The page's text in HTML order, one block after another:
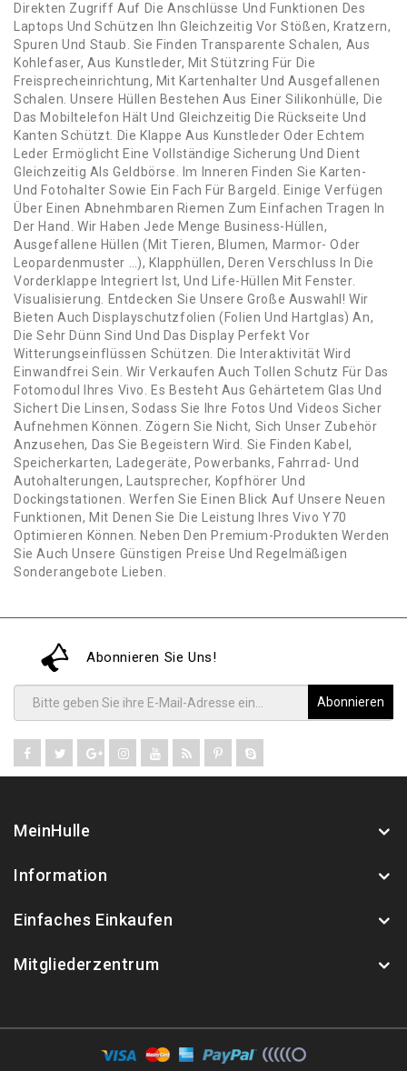
Direkten Zugriff Auf Die Anschlüsse Und Funktionen Des
Laptops Und Schützen Ihn Gleichzeitig Vor Stößen, Kratzern,
Spuren Und Staub. Sie Finden Transparente Schalen, Aus
Kohlefaser, Aus Kunstleder, Mit Stützring Für Die
Freisprecheinrichtung, Mit Kartenhalter Und Ausgefallenen
Schalen. Unsere Hüllen Bestehen Aus Einer Silikonhülle, Die
Das Mobiltelefon Hält Und Gleichzeitig Die Rückseite Und
Kanten Schützt. Die Klappe Aus Kunstleder Oder Echtem
Leder Ermöglicht Eine Vollständige Sicherung Und Dient
Gleichzeitig Als Geldbörse. Im Inneren Finden Sie Karten-
Und Fotohalter Sowie Ein Fach Für Bargeld. Einige Verfügen
Über Einen Abnehmbaren Riemen Zum Einfachen Tragen In
Der Hand. Wir Haben Jede Menge Business-Hüllen,
Ausgefallene Hüllen (Mit Tieren, Blumen, Marmor- Oder
Leopardenmuster …), Klapphüllen, Deren Verschluss In Die
Vorderklappe Integriert Ist, Und Life-Hüllen Mit Fenster.
Visualisierung. Entdecken Sie Unsere Große Auswahl! Wir
Bieten Auch Displayschutzfolien (Folien Und Hartglas) An,
Die Sehr Dünn Sind Und Das Display Perfekt Vor
Witterungseinflüssen Schützen. Die Interaktivität Wird
Einwandfrei Sein. Wir Verkaufen Auch Tollen Schutz Für Das
Fotomodul Ihres Vivo. Es Besteht Aus Gehärtetem Glas Und
Sichert Die Linsen, Sodass Sie Ihre Fotos Und Videos Sicher
Aufnehmen Können. Zögern Sie Nicht, Sich Unser Zubehör
Anzusehen, Das Sie Begeistern Wird. Sie Finden Kabel,
Speicherkarten, Ladegeräte, Powerbanks, Fahrrad- Und
Autohalterungen, Lautsprecher, Kopfhörer Und
Dockingstationen. Werfen Sie Einen Blick Auf Unsere Neuen
Funktionen, Mit Denen Sie Die Leistung Ihres Vivo Y70
Optimieren Können. Neben Den Premium-Produkten Werden
Sie Auch Unsere Günstigen Preise Und Regelmäßigen
Sonderangebote Lieben.
Abonnieren Sie Uns!
Abonnieren
MeinHulle
Information
Einfaches Einkaufen
Mitgliederzentrum